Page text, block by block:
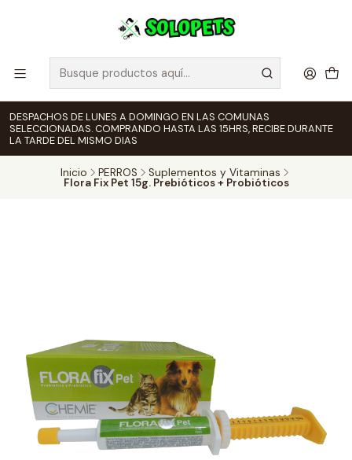
DESPACHOS DE LUNES A DOMINGO EN LAS COMUNAS
SELECCIONADAS. COMPRANDO HASTA LAS 15HRS, RECIBE DURANTE
LA TARDE DEL MISMO DIAS
Inicio PERROS Suplementos y Vitaminas
Flora Fix Pet 15g. Prebióticos + Probióticos